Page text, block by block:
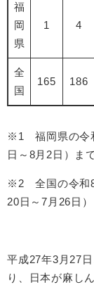
福
岡
県
1 4
全
国
165 186
※1 福岡県の令
日～8月2日）ま
※2 全国の令和8
20日～7月26日
平成27年3月27
り、日本が麻し